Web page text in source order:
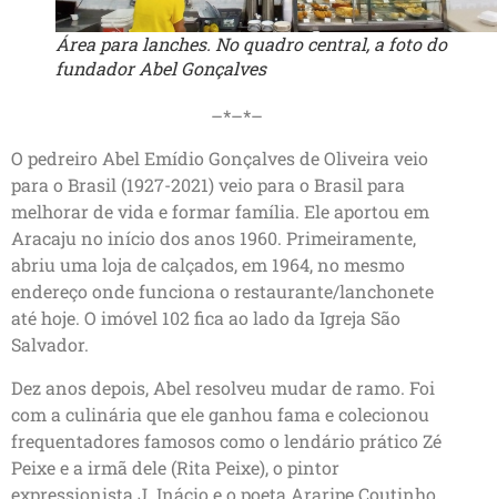
Área para lanches. No quadro central, a foto do
fundador Abel Gonçalves
–*–*–
O pedreiro Abel Emídio Gonçalves de Oliveira veio
para o Brasil (1927-2021) veio para o Brasil para
melhorar de vida e formar família. Ele aportou em
Aracaju no início dos anos 1960. Primeiramente,
abriu uma loja de calçados, em 1964, no mesmo
endereço onde funciona o restaurante/lanchonete
até hoje. O imóvel 102 fica ao lado da Igreja São
Salvador.
Dez anos depois, Abel resolveu mudar de ramo. Foi
com a culinária que ele ganhou fama e colecionou
frequentadores famosos como o lendário prático Zé
Peixe e a irmã dele (Rita Peixe), o pintor
expressionista J. Inácio e o poeta Araripe Coutinho,